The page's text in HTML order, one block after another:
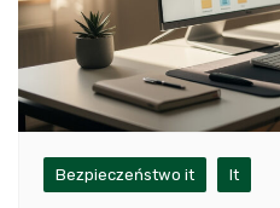
Bezpieczeństwo it It